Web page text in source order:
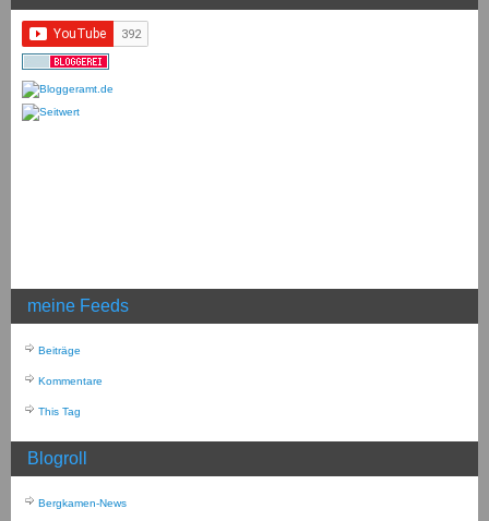
meine Feeds
Beiträge
Kommentare
This Tag
Blogroll
Bergkamen-News